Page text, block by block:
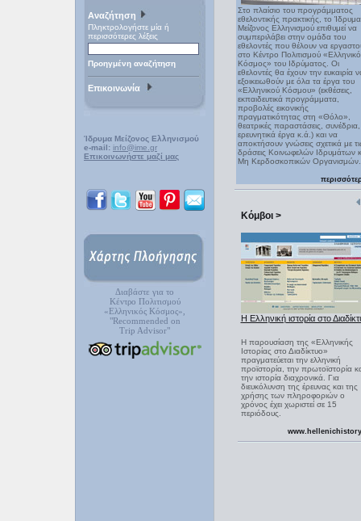
Αναζήτηση
Πληκτρολογήστε μία ή
περισσότερες λέξεις
Προηγμένη αναζήτηση
Επικοινωνία
Ίδρυμα Μείζονος Ελληνισμού
e-mail: info@ime.gr
Επικοινωνήστε μαζί μας
Διαβάστε για το
Κέντρο Πολιτισμού
«Ελληνικός Κόσμος»,
"Recommended on
Trip Advisor"
Στο πλαίσιο του προγράμματος
εθελοντικής πρακτικής, το Ίδρυμα
Μείζονος Ελληνισμού επιθυμεί να
συμπεριλάβει στην ομάδα του
εθελοντές που θέλουν να
στο Κέντρο Πολιτισμού
Κόσμος» του Ιδρύματος. Οι
εθελοντές θα έχουν την ευκαιρία
εξοικειωθούν με όλα τα έργα του
«Ελληνικού Κόσμου» (εκθέσεις,
εκπαιδευτικά προγράμματα,
προβολές εικονικής
πραγματικότητας στη «Θόλο»,
θεατρικές παραστάσεις, συνέδρια,
ερευνητικά έργα κ.ά.) και να
αποκτήσουν γνώσεις σχετικά με
δράσεις Κοινωφελών Ιδρυμάτων
Μη Κερδοσκοπικών Οργανισμών.
Κόμβοι >
Η Ελληνική ιστορία στο
Η παρουσίαση της «Ελληνικής
Ιστορίας στο Διαδίκτυο»
πραγματεύεται την ελληνική
προϊστορία, την πρωτοϊστορία
την ιστορία διαχρονικά. Για
διευκόλυνση της έρευνας και της
χρήσης των πληροφοριών ο
χρόνος έχει χωριστεί σε 15
περιόδους.